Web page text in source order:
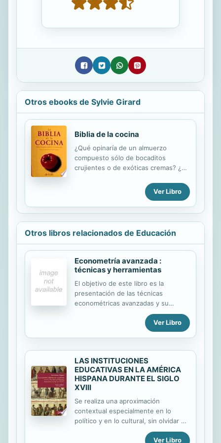
Otros ebooks de Sylvie Girard
Biblia de la cocina
¿Qué opinaría de un almuerzo
compuesto sólo de bocaditos
crujientes o de exóticas cremas? ¿Y
predominen los sabores afrutado o
picantes? Lejos de las sempiternas
categorías de entrada / plato fuerte /
recetas de esta "biblia" están
clasificadas por sensaciones y
sabores. - Hacer el "inventario de los
sabores". - Conocer las múltiples y
originales formas de "puesta en
escena" o presentación de los
platos.. - Recorrer y disfrutar el
"itinerario de sensaciones". -
Degustar los múltiples...
Ver Libro
Otros libros relacionados de Educación
Econometría avanzada :
técnicas y herramientas
El objetivo de este libro es la
presentación de las técnicas
econométricas avanzadas y su
tratamiento con las herramientas
más adecuadas de cálculo
automatizado. Se utilizan los
STATA, SAS y SPSS para abordar de
modo sencillo el trabajo
econométrico.
Ver Libro
LAS INSTITUCIONES
EDUCATIVAS EN LA AMÉRICA
HISPANA DURANTE EL SIGLO
XVIII
Se realiza una aproximación
contextual especialmente en lo
político y en lo cultural, sin olvidar el
panorama social de una colonia
nuevamente conquistada,Ver Libro